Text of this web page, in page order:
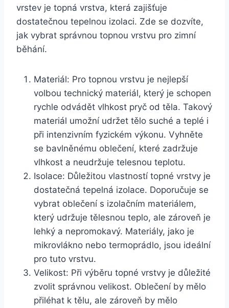
vrstev je topná vrstva, která zajišťuje
dostatečnou tepelnou izolaci. Zde se dozvíte,
jak vybrat správnou topnou vrstvu pro zimní
běhání.
Materiál: Pro topnou vrstvu je nejlepší
volbou technický materiál, který je schopen
rychle odvádět vlhkost pryč od těla. Takový
materiál umožní udržet tělo suché a teplé i
při intenzivním fyzickém výkonu. Vyhněte
se bavlněnému oblečení, které zadržuje
vlhkost a neudržuje telesnou teplotu.
Isolace: Důležitou vlastností topné vrstvy je
dostatečná tepelná izolace. Doporučuje se
vybrat oblečení s izolačním materiálem,
který udržuje tělesnou teplo, ale zároveň je
lehký a nepromokavý. Materiály, jako je
mikrovlákno nebo termoprádlo, jsou ideální
pro tuto vrstvu.
Velikost: Při výběru topné vrstvy je důležité
zvolit správnou velikost. Oblečení by mělo
přiléhat k tělu, ale zároveň by mělo